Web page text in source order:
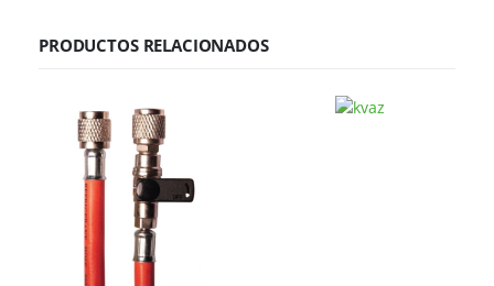
PRODUCTOS RELACIONADOS